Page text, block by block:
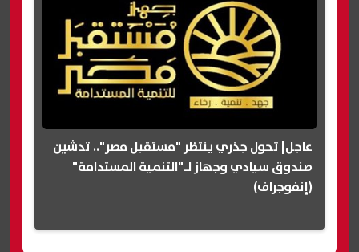
عاجل| تحول جذري ينتظر "مستقبل مصر".. تدشين
صندوق سيادي وجهاز لـ"التنمية المستدامة"
(إنفوجراف)